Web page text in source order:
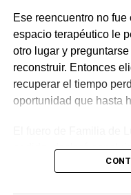
Ese reencuentro no
espacio terapéutico le
otro lugar y
reconstruir. Entonces
recuperar el tiempo
oportunidad que hasta
pedido, declaró
ordenó el archivo de